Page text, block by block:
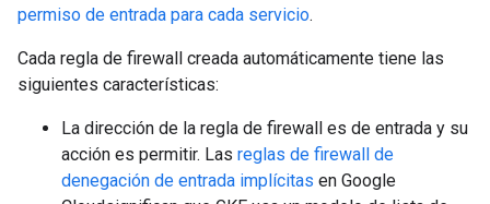
permiso de entrada para cada servicio.
Cada regla de firewall creada automáticamente tiene las
siguientes características:
La dirección de la regla de firewall es de entrada y su
acción es permitir. Las reglas de firewall de
denegación de entrada implícitas en Google